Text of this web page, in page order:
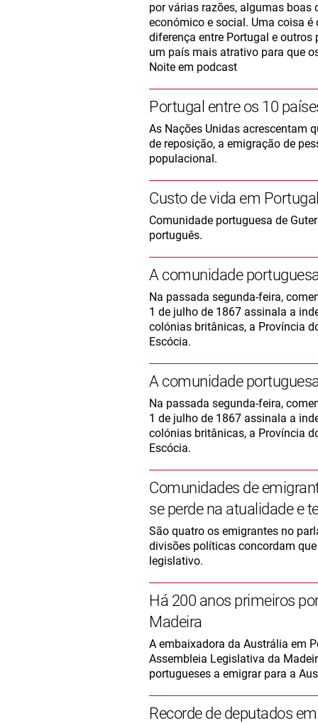
por várias razões, algumas
económico e social. Uma coisa
diferença entre Portugal e
um país mais atrativo para que
Noite em podcast
Portugal entre os 10
As Nações Unidas acrescentam
de reposição, a emigração de
populacional.
Custo de vida em
Comunidade portuguesa de
português.
A comunidade
Na passada segunda-feira,
1 de julho de 1867 assinala a
colónias britânicas, a Província
Escócia.
A comunidade
Na passada segunda-feira,
1 de julho de 1867 assinala a
colónias britânicas, a Província
Escócia.
Comunidades de
se perde na atualidade e
São quatro os emigrantes no
divisões políticas concordam
legislativo.
Há 200 anos primeiros
Madeira
A embaixadora da Austrália em
Assembleia Legislativa da
portugueses a emigrar para a
Recorde de deputados